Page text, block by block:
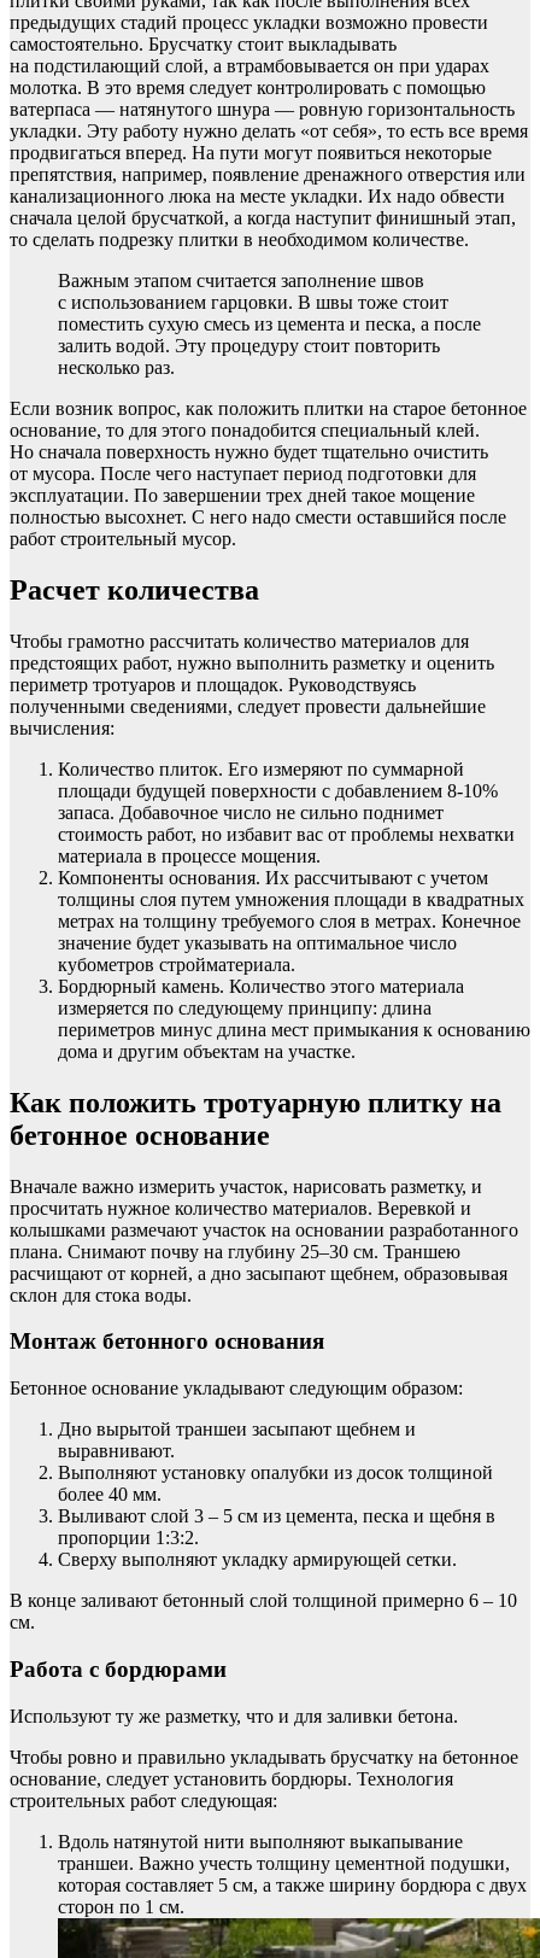
предыдущих стадий процесс укладки возможно провести
самостоятельно. Брусчатку стоит выкладывать
на подстилающий слой, а втрамбовывается он при ударах
молотка. В это время следует контролировать с помощью
ватерпаса — натянутого шнура — ровную горизонтальность
укладки. Эту работу нужно делать «от себя», то есть все время
продвигаться вперед. На пути могут появиться некоторые
препятствия, например, появление дренажного отверстия или
канализационного люка на месте укладки. Их надо обвести
сначала целой брусчаткой, а когда наступит финишный этап,
то сделать подрезку плитки в необходимом количестве.
Важным этапом считается заполнение швов
с использованием гарцовки. В швы тоже стоит
поместить сухую смесь из цемента и песка, а после
залить водой. Эту процедуру стоит повторить
несколько раз.
Если возник вопрос, как положить плитки на старое бетонное
основание, то для этого понадобится специальный клей.
Но сначала поверхность нужно будет тщательно очистить
от мусора. После чего наступает период подготовки для
эксплуатации. По завершении трех дней такое мощение
полностью высохнет. С него надо смести оставшийся после
работ строительный мусор.
Расчет количества
Чтобы грамотно рассчитать количество материалов для
предстоящих работ, нужно выполнить разметку и оценить
периметр тротуаров и площадок. Руководствуясь
полученными сведениями, следует провести дальнейшие
вычисления:
Количество плиток. Его измеряют по суммарной
площади будущей поверхности с добавлением 8-10%
запаса. Добавочное число не сильно поднимет
стоимость работ, но избавит вас от проблемы нехватки
материала в процессе мощения.
Компоненты основания. Их рассчитывают с учетом
толщины слоя путем умножения площади в квадратных
метрах на толщину требуемого слоя в метрах. Конечное
значение будет указывать на оптимальное число
кубометров стройматериала.
Бордюрный камень. Количество этого материала
измеряется по следующему принципу: длина
периметров минус длина мест примыкания к основанию
дома и другим объектам на участке.
Как положить тротуарную плитку на
бетонное основание
Вначале важно измерить участок, нарисовать разметку, и
просчитать нужное количество материалов. Веревкой и
колышками размечают участок на основании разработанного
плана. Снимают почву на глубину 25–30 см. Траншею
расчищают от корней, а дно засыпают щебнем, образовывая
склон для стока воды.
Монтаж бетонного основания
Бетонное основание укладывают следующим образом:
Дно вырытой траншеи засыпают щебнем и
выравнивают.
Выполняют установку опалубки из досок толщиной
более 40 мм.
Выливают слой 3 – 5 см из цемента, песка и щебня в
пропорции 1:3:2.
Сверху выполняют укладку армирующей сетки.
В конце заливают бетонный слой толщиной примерно 6 – 10
см.
Работа с бордюрами
Используют ту же разметку, что и для заливки бетона.
Чтобы ровно и правильно укладывать брусчатку на бетонное
основание, следует установить бордюры. Технология
строительных работ следующая:
Вдоль натянутой нити выполняют выкапывание
траншеи. Важно учесть толщину цементной подушки,
которая составляет 5 см, а также ширину бордюра с двух
сторон по 1 см.